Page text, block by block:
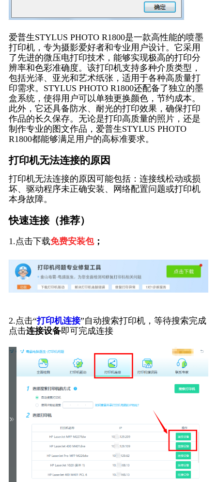
爱普生STYLUS PHOTO R1800是一款高性能的喷墨
打印机，专为摄影爱好者和专业用户设计。它采用
了先进的微压电打印技术，能够实现极高的打印分
辨率和色彩准确度。该打印机支持多种介质类型，
包括光泽、亚光和艺术纸张，适用于各种高质量打
印需求。STYLUS PHOTO R1800还配备了独立的墨
盒系统，使得用户可以单独更换颜色，节约成本。
此外，它还具备防水、耐光的打印效果，确保打印
作品的长久保存。无论是打印高质量的照片，还是
制作专业的图文作品，爱普生STYLUS PHOTO
R1800都能够满足用户的高标准要求。
打印机无法连接的原因
打印机无法连接的原因可能包括：连接线松动或损
坏、驱动程序未正确安装、网络配置问题或打印机
本身故障。
快速连接（推荐）
1.点击下载免费安装包；
2.点击“打印机连接”自动搜索打印机，等待搜索完成
点击连接设备即可完成连接